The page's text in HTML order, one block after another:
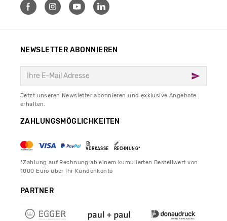
NEWSLETTER ABONNIEREN
Jetzt unseren Newsletter abonnieren und exklusive Angebote
erhalten.
ZAHLUNGSMÖGLICHKEITEN
VORKASSE RECHNUNG*
*Zahlung auf Rechnung ab einem kumulierten Bestellwert von
1000 Euro über Ihr Kundenkonto
PARTNER